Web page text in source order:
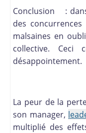
Conclusion :
des
malsaines en
collective. Ceci
désappointement.
La peur de la
son manager,
multiplié des